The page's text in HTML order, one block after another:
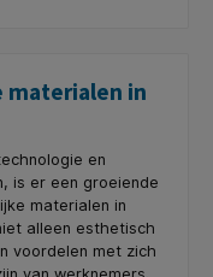
materialen in
en
is er een groeiende
materialen in
alleen esthetisch
voordelen met zich